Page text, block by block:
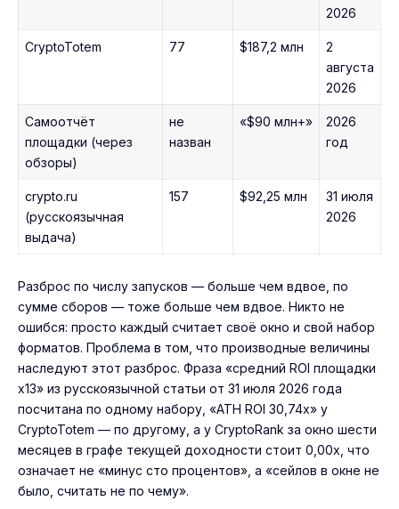
2026
CryptoTotem 77 $187,2 млн
2
августа
2026
Самоотчёт
площадки (через
обзоры)
не
назван
«$90 млн+»
2026
год
crypto.ru
(русскоязычная
выдача)
157 $92,25 млн
31 июля
2026
Разброс по числу запусков — больше чем вдвое, по
сумме сборов — тоже больше чем вдвое. Никто не
ошибся: просто каждый считает своё окно и свой набор
форматов. Проблема в том, что производные величины
наследуют этот разброс. Фраза «средний ROI площадки
x13» из русскоязычной статьи от 31 июля 2026 года
посчитана по одному набору, «ATH ROI 30,74x» у
CryptoTotem — по другому, а у CryptoRank за окно шести
месяцев в графе текущей доходности стоит 0,00x, что
означает не «минус сто процентов», а «сейлов в окне не
было, считать не по чему».